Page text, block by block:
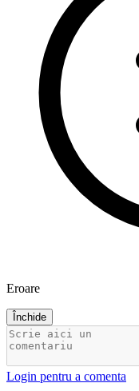
Eroare
Închide
Login pentru a comenta